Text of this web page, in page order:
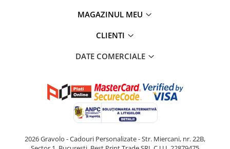
MAGAZINUL MEU
CLIENTI
DATE COMERCIALE
2026 Gravolo - Cadouri Personalizate - Str. Miercani, nr. 22B,